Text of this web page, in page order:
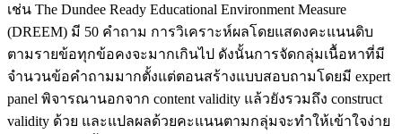
เช่น The Dundee Ready Educational Environment Measure
(DREEM) มี 50 คำถาม การวิเคราะห์ผลโดยแสดงคะแนนดิบ
ตามรายข้อทุกข้อคงจะมากเกินไป ดังนั้นการจัดกลุ่มเนื้อหาที่มี
จำนวนข้อคำถามมากตั้งแต่ตอนสร้างแบบสอบถามโดยมี expert
panel พิจารณานอกจาก content validity แล้วยังรวมถึง construct
validity ด้วย และแปลผลด้วยคะแนนตามกลุ่มจะทำให้เข้าใจง่าย